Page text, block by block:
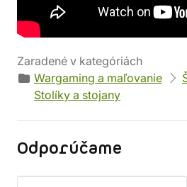
5905515273534
Kód
Zaradené v kategóriách
Wargaming a maľovanie
Stolíky a stojany
Odporúčame